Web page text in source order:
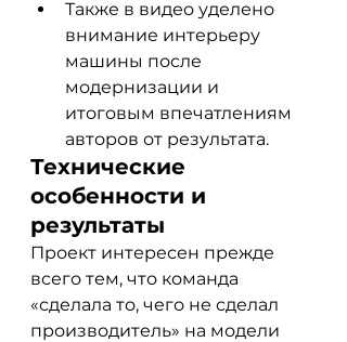
Также в видео уделено
внимание интерьеру
машины после
модернизации и
итоговым впечатлениям
авторов от результата.
Технические
особенности и
результаты
Проект интересен прежде
всего тем, что команда
«сделала то, чего не сделал
производитель» на модели